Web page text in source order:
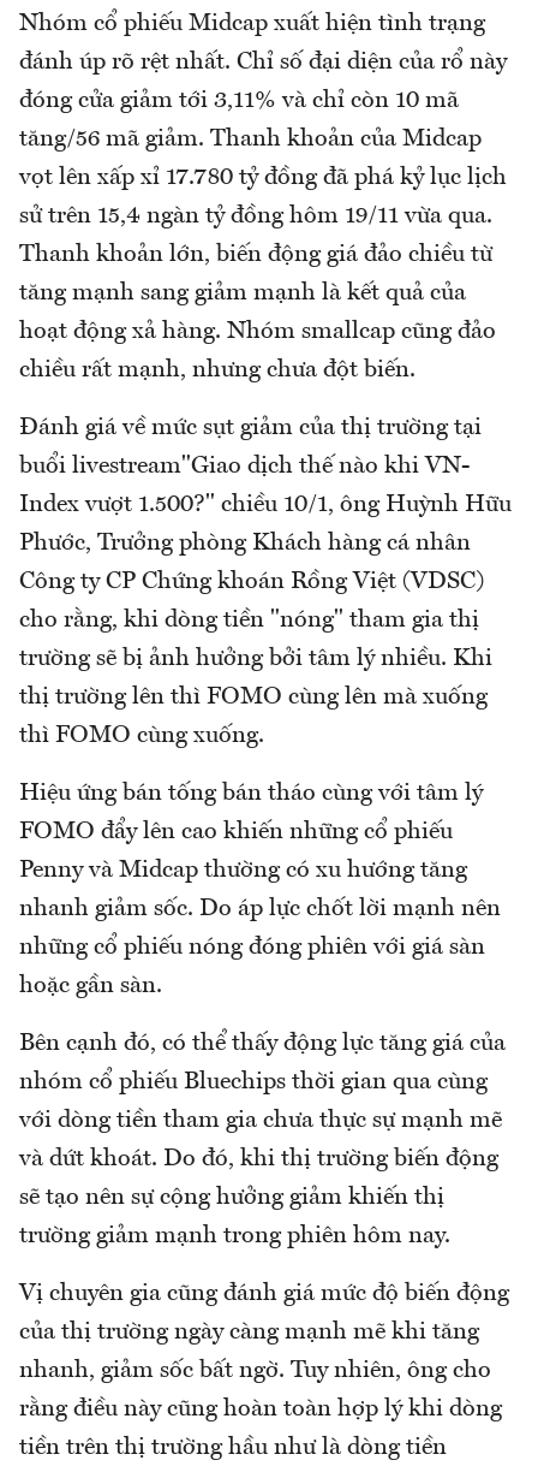
Nhóm cổ phiếu Midcap xuất hiện tình trạng
đánh úp rõ rệt nhất. Chỉ số đại diện của rổ này
đóng cửa giảm tới 3,11% và chỉ còn 10 mã
tăng/56 mã giảm. Thanh khoản của Midcap
vọt lên xấp xỉ 17.780 tỷ đồng đã phá kỷ lục lịch
sử trên 15,4 ngàn tỷ đồng hôm 19/11 vừa qua.
Thanh khoản lớn, biến động giá đảo chiều từ
tăng mạnh sang giảm mạnh là kết quả của
hoạt động xả hàng. Nhóm smallcap cũng đảo
chiều rất mạnh, nhưng chưa đột biến.
Đánh giá về mức sụt giảm của thị trường tại
buổi livestream"Giao dịch thế nào khi VN-
Index vượt 1.500?" chiều 10/1, ông Huỳnh Hữu
Phước, Trưởng phòng Khách hàng cá nhân
Công ty CP Chứng khoán Rồng Việt (VDSC)
cho rằng, khi dòng tiền "nóng" tham gia thị
trường sẽ bị ảnh hưởng bởi tâm lý nhiều. Khi
thị trường lên thì FOMO cùng lên mà xuống
thì FOMO cùng xuống.
Hiệu ứng bán tống bán tháo cùng với tâm lý
FOMO đẩy lên cao khiến những cổ phiếu
Penny và Midcap thường có xu hướng tăng
nhanh giảm sốc. Do áp lực chốt lời mạnh nên
những cổ phiếu nóng đóng phiên với giá sàn
hoặc gần sàn.
Bên cạnh đó, có thể thấy động lực tăng giá của
nhóm cổ phiếu Bluechips thời gian qua cùng
với dòng tiền tham gia chưa thực sự mạnh mẽ
và dứt khoát. Do đó, khi thị trường biến động
sẽ tạo nên sự cộng hưởng giảm khiến thị
trường giảm mạnh trong phiên hôm nay.
Vị chuyên gia cũng đánh giá mức độ biến động
của thị trường ngày càng mạnh mẽ khi tăng
nhanh, giảm sốc bất ngờ. Tuy nhiên, ông cho
rằng điều này cũng hoàn toàn hợp lý khi dòng
tiền trên thị trường hầu như là dòng tiền